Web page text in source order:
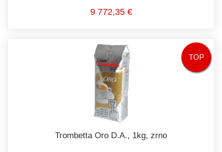
9 772,35 €
TOP
Trombetta Oro D.A., 1kg, zrno